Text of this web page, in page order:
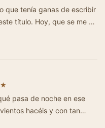
que tenía ganas de escribir
título. Hoy, que se me ha
★
pasa de noche en ese
hacéis y con tan